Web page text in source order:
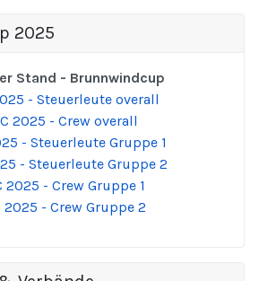
2025
Stand - Brunnwindcup
- Steuerleute overall
2025 - Crew overall
- Steuerleute Gruppe 1
- Steuerleute Gruppe 2
2025 - Crew Gruppe 1
2025 - Crew Gruppe 2